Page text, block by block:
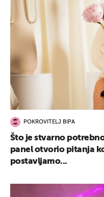
POKROVITELJ BIPA
Što je stvarno
panel otvorio pitanja
postavljamo...